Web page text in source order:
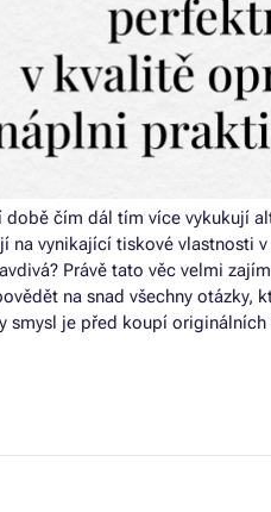
době čím dál tím více vykukují
na vynikající tiskové vlastnosti
Právě tato věc velmi
na snad všechny
smysl je před koupí